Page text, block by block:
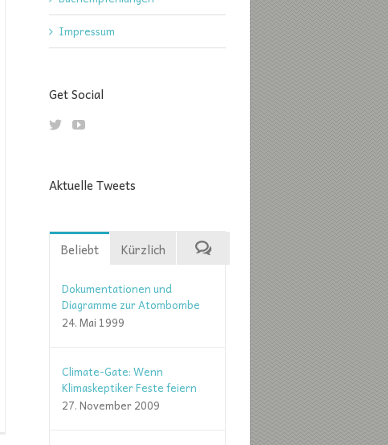
Impressum
Get Social
Aktuelle Tweets
Beliebt Kürzlich
Dokumentationen und
Diagramme zur Atombombe
24. Mai 1999
Climate-Gate: Wenn
Klimaskeptiker Feste feiern
27. November 2009